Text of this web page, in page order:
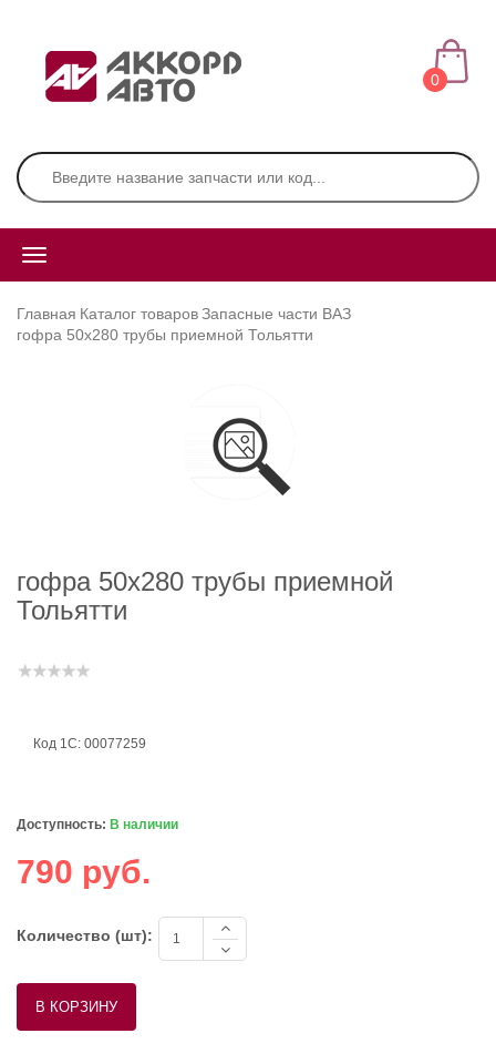
0
Главная Каталог товаровЗапасные части ВАЗ
гофра 50х280 трубы приемной Тольятти
гофра 50х280 трубы приемной
Тольятти
Код 1С: 00077259
Доступность: В наличии
790 руб.
Количество (шт):